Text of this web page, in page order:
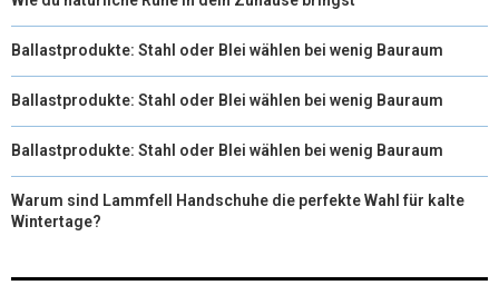
Ballastprodukte: Stahl oder Blei wählen bei wenig Bauraum
Ballastprodukte: Stahl oder Blei wählen bei wenig Bauraum
Ballastprodukte: Stahl oder Blei wählen bei wenig Bauraum
Warum sind Lammfell Handschuhe die perfekte Wahl für kalte
Wintertage?